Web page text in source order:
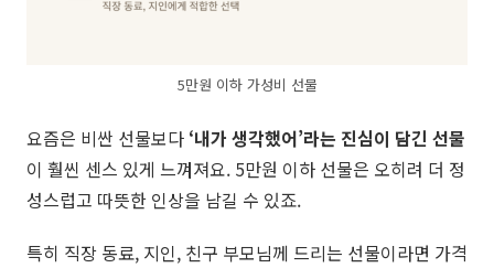
5만원 이하 가성비 선물
요즘은 비싼 선물보다 ‘내가 생각했어’라는 진심이 담긴 선물
이 훨씬 센스 있게 느껴져요. 5만원 이하 선물은 오히려 더 정
성스럽고 따뜻한 인상을 남길 수 있죠.
특히 직장 동료, 지인, 친구 부모님께 드리는 선물이라면 가격